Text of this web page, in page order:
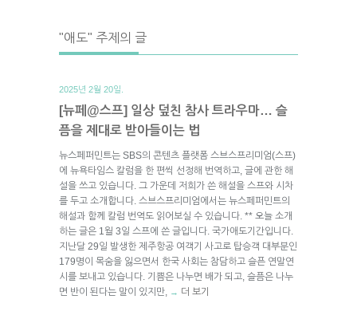
"애도" 주제의 글
2025년 2월 20일.
[뉴페@스프] 일상 덮친 참사 트라우마… 슬
픔을 제대로 받아들이는 법
뉴스페퍼민트는 SBS의 콘텐츠 플랫폼 스브스프리미엄(스프)
에 뉴욕타임스 칼럼을 한 편씩 선정해 번역하고, 글에 관한 해
설을 쓰고 있습니다. 그 가운데 저희가 쓴 해설을 스프와 시차
를 두고 소개합니다. 스브스프리미엄에서는 뉴스페퍼민트의
해설과 함께 칼럼 번역도 읽어보실 수 있습니다. ** 오늘 소개
하는 글은 1월 3일 스프에 쓴 글입니다. 국가애도기간입니다.
지난달 29일 발생한 제주항공 여객기 사고로 탑승객 대부분인
179명이 목숨을 잃으면서 한국 사회는 참담하고 슬픈 연말연
시를 보내고 있습니다. 기쁨은 나누면 배가 되고, 슬픔은 나누
면 반이 된다는 말이 있지만,
→ 더 보기